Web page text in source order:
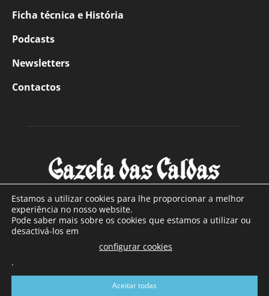
Ficha técnica e História
Podcasts
Newsletters
Contactos
SOBRE NÓS
Com sede nas Caldas da Rainha e mais de 90 anos de
a sul de distrito de Leiria, com mais de 40.000 leitores por
toda a região Oeste. Jornal com distribuição em Portugal
Estamos a utilizar cookies para lhe proporcionar a melhor
experiência no nosso website.
Pode saber mais sobre os cookies que estamos a utilizar ou
desactivá-los em
configurar cookies
.
Aceitar todas